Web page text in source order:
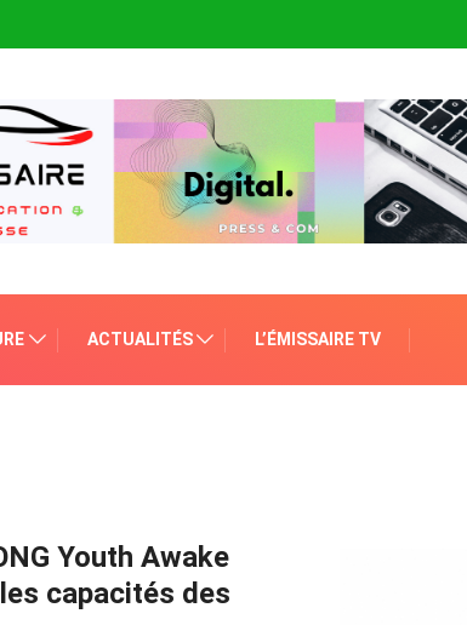
ACTUALITÉS L’ÉMISSAIRE TV
Youth Awake
capacités des